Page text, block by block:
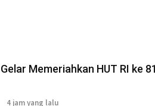
Memeriahkan HUT RI ke 81
4 jam yang lalu